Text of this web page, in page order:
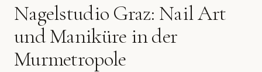
Nagelstudio Graz: Nail Art
und Maniküre in der
Murmetropole